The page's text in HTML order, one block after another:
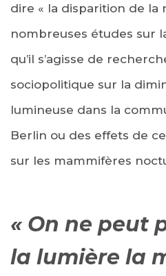
dire « la disparition de la
nombreuses études sur
qu’il s’agisse de
sociopolitique sur la
lumineuse dans la
Berlin ou des effets de
sur les mammifères
« On ne peut
la lumière la